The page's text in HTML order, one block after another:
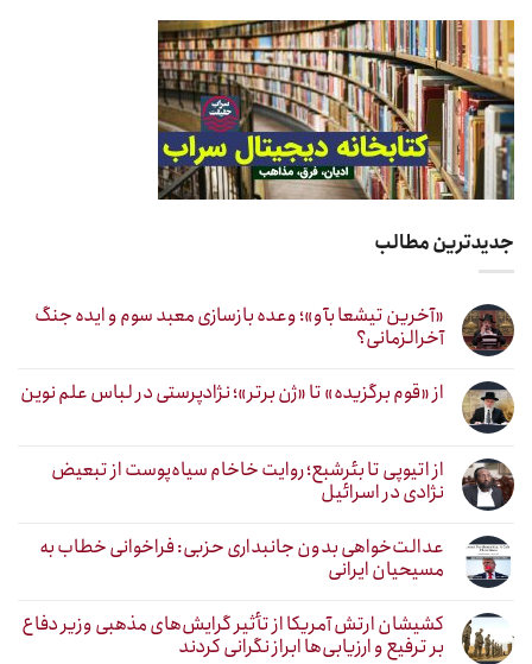
جدیدترین مطالب
«آخرین تیشعا بآو»؛ وعده بازسازی معبد سوم و ایده جنگ
آخرالزمانی؟
از «قوم برگزیده» تا «ژن برتر»؛ نژادپرستی در لباس علم نوین
از اتیوپی تا بئرشبع؛ روایت خاخام سیاه‌پوست از تبعیض
نژادی در اسرائیل
عدالت‌خواهی بدون جانبداری حزبی: فراخوانی خطاب به
مسیحیان ایرانی
کشیشان ارتش آمریکا از تأثیر گرایش‌های مذهبی وزیر دفاع
بر ترفیع و ارزیابی‌ها ابراز نگرانی کردند